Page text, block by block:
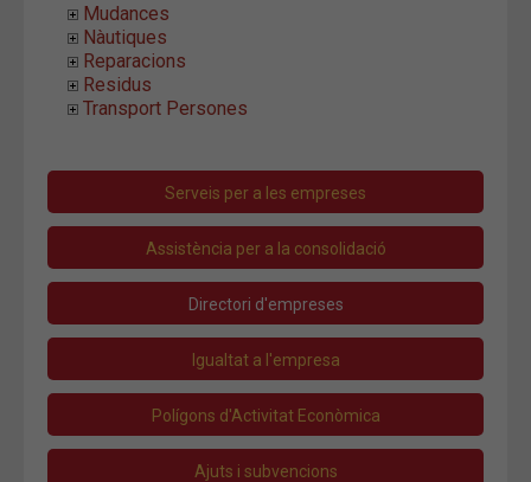
Mudances
Nàutiques
Reparacions
Residus
Transport Persones
Serveis per a les empreses
Assistència per a la consolidació
Directori d'empreses
Igualtat a l'empresa
Polígons d'Activitat Econòmica
Ajuts i subvencions